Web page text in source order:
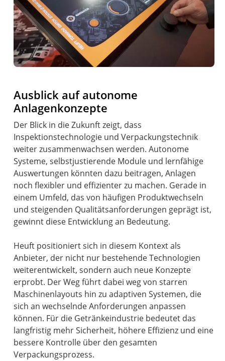
Ausblick auf autonome
Anlagenkonzepte
Der Blick in die Zukunft zeigt, dass
Inspektionstechnologie und Verpackungstechnik
weiter zusammenwachsen werden. Autonome
Systeme, selbstjustierende Module und lernfähige
Auswertungen könnten dazu beitragen, Anlagen
noch flexibler und effizienter zu machen. Gerade in
einem Umfeld, das von häufigen Produktwechseln
und steigenden Qualitätsanforderungen geprägt ist,
gewinnt diese Entwicklung an Bedeutung.
Heuft positioniert sich in diesem Kontext als
Anbieter, der nicht nur bestehende Technologien
weiterentwickelt, sondern auch neue Konzepte
erprobt. Der Weg führt dabei weg von starren
Maschinenlayouts hin zu adaptiven Systemen, die
sich an wechselnde Anforderungen anpassen
können. Für die Getränkeindustrie bedeutet das
langfristig mehr Sicherheit, höhere Effizienz und eine
bessere Kontrolle über den gesamten
Verpackungsprozess.